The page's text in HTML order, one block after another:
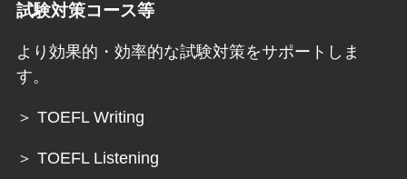
試験対策コース等
より効果的・効率的な試験対策をサポートしま
す。
＞ TOEFL Writing
＞ TOEFL Listening